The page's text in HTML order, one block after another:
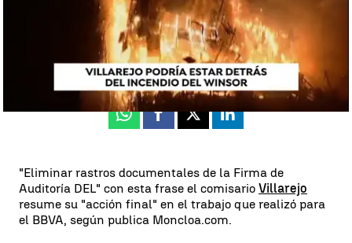
Antena 3 Noticias Madrid
12 de febrero de 2019, 11:32
Whatsapp
Facebook
X Linkedin
"Eliminar rastros documentales de la Firma de
Auditoría DEL" con esta frase el comisario Villarejo
resume su "acción final" en el trabajo que realizó para
el BBVA, según publica Moncloa.com.